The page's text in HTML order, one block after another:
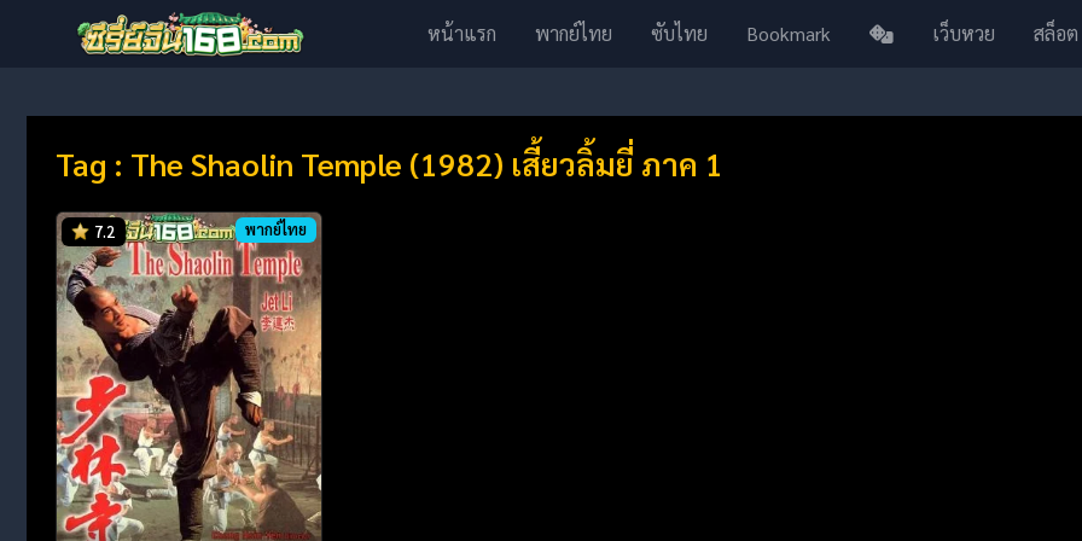
หน้าแรก พากย์ไทย ซับไทย Bookmark เว็บหวย สล็อ
Tag : The Shaolin Temple (1982) เสี้ยวลิ้มยี่ ภาค 1
7.2 พากย์ไทย